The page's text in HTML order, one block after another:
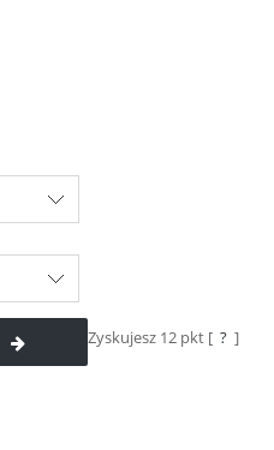
Zyskujesz 12 pkt [ ? ]